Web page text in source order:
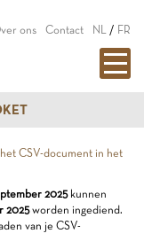
ons Contact NL / FR
CSV-document in het
2025kunnen
2025worden ingediend.
van je CSV-